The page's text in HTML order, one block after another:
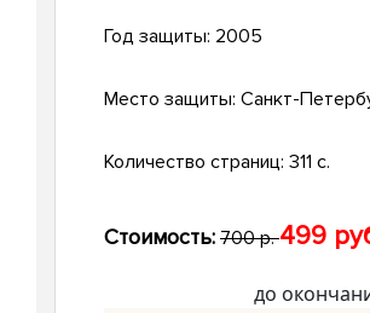
Год защиты: 2005
Место защиты: Санкт-
Количество страниц: 311 с.
Стоимость: 700 р.499
до